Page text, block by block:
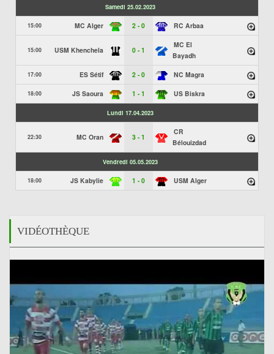
Samedi 25.02.2023
15:00 MC Alger 2 - 0 RC Arbaa
15:00 USM Khenchela 0 - 1
MC El
Bayadh
17:00 ES Sétif 2 - 0 NC Magra
18:00 JS Saoura 1 - 1 US Biskra
Lundi 17.04.2023
22:30 MC Oran 3 - 1
CR
Bélouizdad
Vendredi 05.05.2023
18:00 JS Kabylie 1 - 0 USM Alger
VIDÉOTHÈQUE